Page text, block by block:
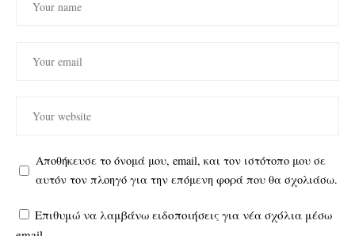
Αποθήκευσε το όνομά μου, email, και τον ιστότοπο μου σε
αυτόν τον πλοηγό για την επόμενη φορά που θα σχολιάσω.
Επιθυμώ να λαμβάνω ειδοποιήσεις για νέα σχόλια μέσω